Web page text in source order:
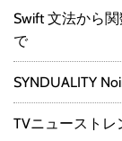
Swift 文法から
で
SYNDUALITY
TVニューストレ